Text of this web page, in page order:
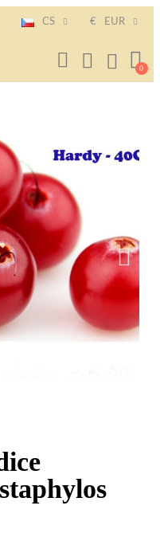
CS € EUR